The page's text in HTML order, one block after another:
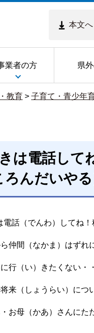
本文へ
業者の方 県
教育 > 子育て・青少年
は電話して
ろんだいや
電話（でんわ）してね
仲間（なかま）はずれ
行（い）きたくない・
来（しょうらい）につ
お母（かあ）さんにた